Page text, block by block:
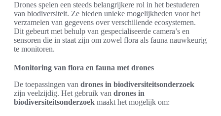
Drones spelen een steeds belangrijkere rol in het bestuderen
van biodiversiteit. Ze bieden unieke mogelijkheden voor het
verzamelen van gegevens over verschillende ecosystemen.
Dit gebeurt met behulp van gespecialiseerde camera’s en
sensoren die in staat zijn om zowel flora als fauna nauwkeurig
te monitoren.
Monitoring van flora en fauna met drones
De toepassingen van drones in biodiversiteitsonderzoek
zijn veelzijdig. Het gebruik van drones in
biodiversiteitsonderzoek maakt het mogelijk om: